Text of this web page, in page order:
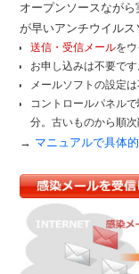
オープンソースなが
が早いアンチウイルス
送信・受信メールを
お申し込みは不要です
メールソフトの設定は
コントロールパネル
分。古いものから順次
→ マニュアルで具体